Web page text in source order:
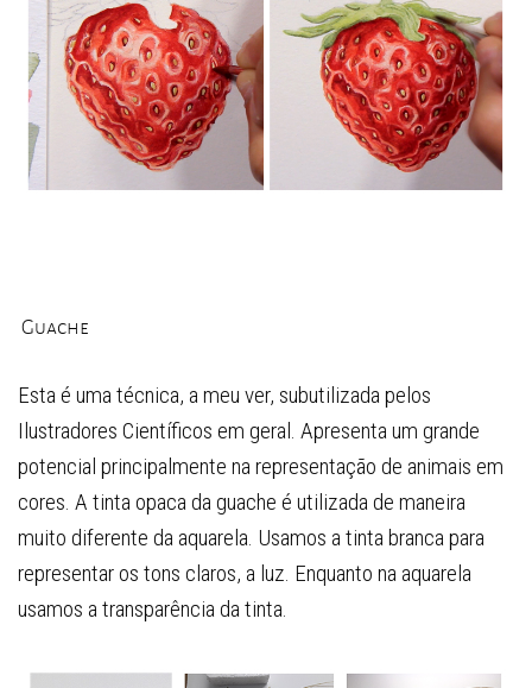
Guache
Esta é uma técnica, a meu ver, subutilizada pelos
Ilustradores Científicos em geral. Apresenta um grande
potencial principalmente na representação de animais em
cores. A tinta opaca da guache é utilizada de maneira
muito diferente da aquarela. Usamos a tinta branca para
representar os tons claros, a luz. Enquanto na aquarela
usamos a transparência da tinta.